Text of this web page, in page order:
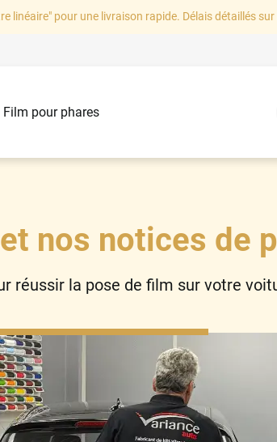
linéaire" pour une livraison rapide. Délais détaillés
Film pour phares
nos notices de
réussir la pose de film sur votre